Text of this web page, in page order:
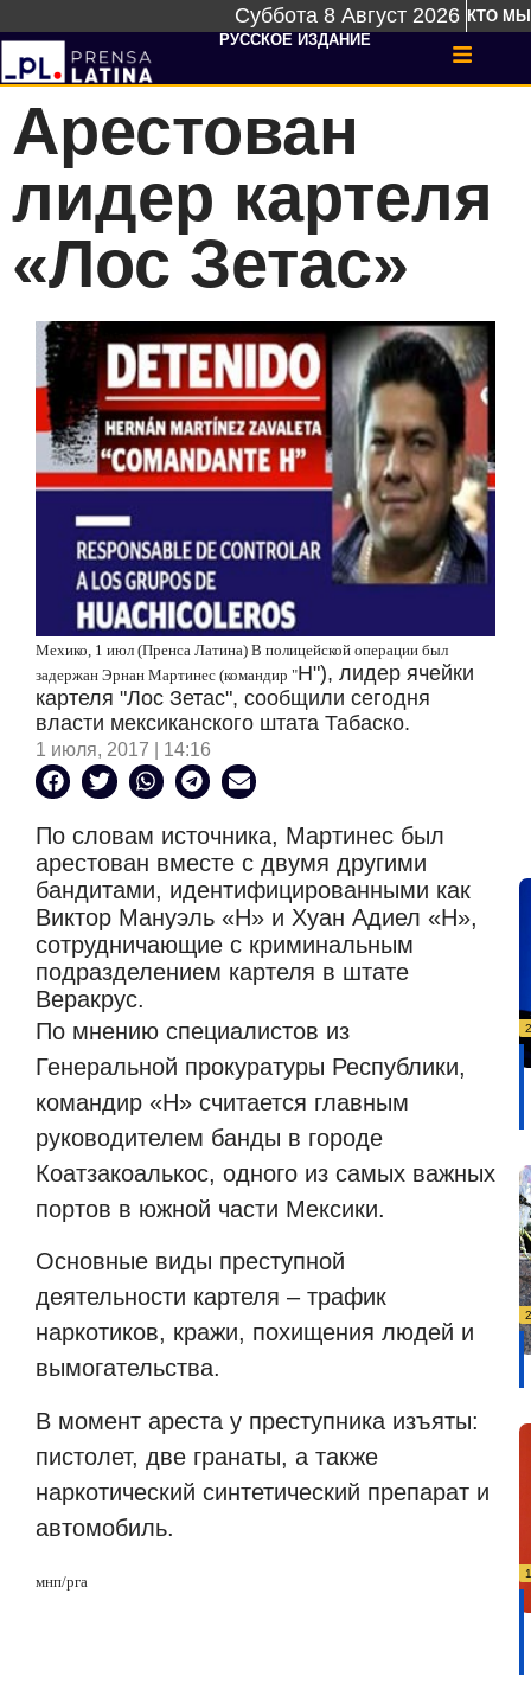
Суббота 8 Август 2026 КТО МЫ
РУССКОЕ ИЗДАНИЕ
Арестован
лидер картеля
«Лос Зетас»
Мехико, 1 июл (Пренса Латина) В полицейской операции был
задержан Эрнан Мартинес (командир "Н"), лидер ячейки
картеля "Лос Зетас", сообщили сегодня
власти мексиканского штата Табаско.
1 июля, 2017 | 14:16
По словам источника, Мартинес был
арестован вместе с двумя другими
бандитами, идентифицированными как
Виктор Мануэль «Н» и Хуан Адиел «Н»,
сотрудничающие с криминальным
подразделением картеля в штате
Веракрус.
По мнению специалистов из
Генеральной прокуратуры Республики,
командир «Н» считается главным
руководителем банды в городе
Коатзакоалькос, одного из самых важных
портов в южной части Мексики.
Основные виды преступной
деятельности картеля – трафик
наркотиков, кражи, похищения людей и
вымогательства.
В момент ареста у преступника изъяты:
пистолет, две гранаты, а также
наркотический синтетический препарат и
автомобиль.
мнп/рга